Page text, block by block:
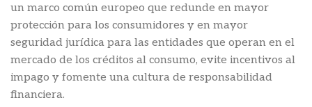
un marco común europeo que redunde en mayor
protección para los consumidores y en mayor
seguridad jurídica para las entidades que operan en el
mercado de los créditos al consumo, evite incentivos al
impago y fomente una cultura de responsabilidad
financiera.